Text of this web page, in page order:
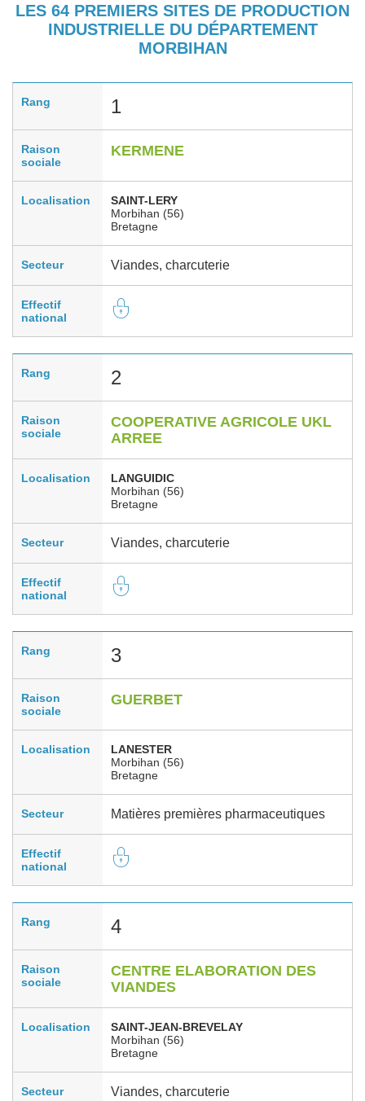
LES 64 PREMIERS SITES DE PRODUCTION
INDUSTRIELLE DU DÉPARTEMENT
MORBIHAN
Rang 1
Raison
sociale
KERMENE
Localisation
SAINT-LERY
Morbihan (56)
Bretagne
Secteur Viandes, charcuterie
Effectif
national
Rang 2
Raison
sociale
COOPERATIVE AGRICOLE UKL
ARREE
Localisation
LANGUIDIC
Morbihan (56)
Bretagne
Secteur Viandes, charcuterie
Effectif
national
Rang 3
Raison
sociale
GUERBET
Localisation
LANESTER
Morbihan (56)
Bretagne
Secteur Matières premières pharmaceutiques
Effectif
national
Rang 4
Raison
sociale
CENTRE ELABORATION DES
VIANDES
Localisation
SAINT-JEAN-BREVELAY
Morbihan (56)
Bretagne
Secteur Viandes, charcuterie